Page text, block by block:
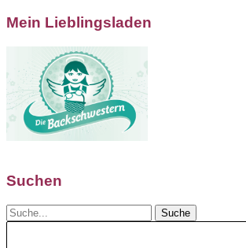
Mein Lieblingsladen
Suchen